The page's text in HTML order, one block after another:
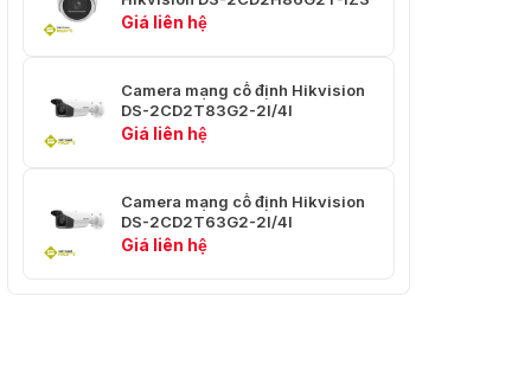
480, 640 × 360)
*Luồng thứ ba được hỗ trợ trong một số cài đặt
Nén Video
Dòng chính: H.265/H.264/H.265+/H.264+
Luồng phụ: H.265/H.264/MJPEG
Luồng thứ ba: H.265/H.264
video
32 Kbps đến 8 Mbps
Giá liên hệ
Camera mạng cố định Hikvision
DS-2CD2T83G2-2I/4I
Giá liên hệ
Camera mạng cố định Hikvision
DS-2CD2T63G2-2I/4I
Giá liên hệ